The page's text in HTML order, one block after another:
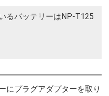
るバッテリーはNP-T125
にプラグアダプターを取り